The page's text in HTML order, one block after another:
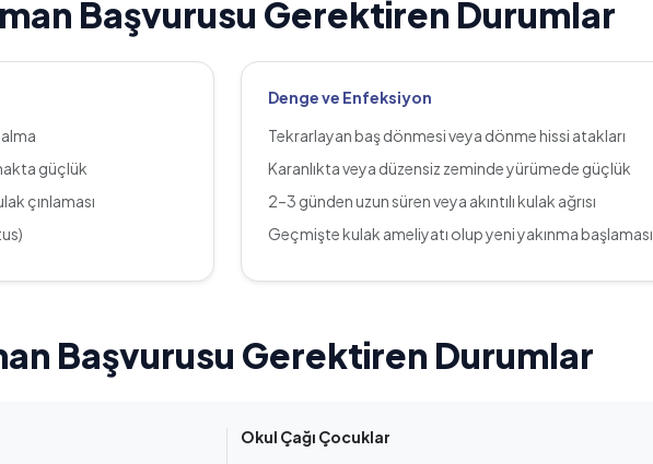
Başvurusu Gerektiren Durumlar
güçlük
çınlaması
Denge ve Enfeksiyon
Tekrarlayan baş dönmesi veya dönme hissi atakları
Karanlıkta veya düzensiz zeminde yürümede güçlük
2–3 günden uzun süren veya akıntılı kulak ağrısı
Geçmişte kulak ameliyatı olup yeni yakınma başlaması
Başvurusu Gerektiren Durumlar
Okul Çağı Çocuklar